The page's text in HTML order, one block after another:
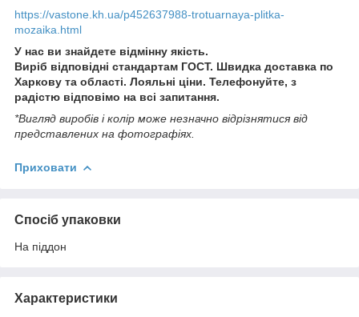
https://vastone.kh.ua/p452637988-trotuarnaya-plitka-
mozaika.html
У нас ви знайдете відмінну якість.
Виріб відповідні стандартам ГОСТ. Швидка доставка по
Харкову та області. Лояльні ціни. Телефонуйте, з
радістю відповімо на всі запитання.
*Вигляд виробів і колір може незначно відрізнятися від
представлених на фотографіях.
Приховати
Спосіб упаковки
На піддон
Характеристики